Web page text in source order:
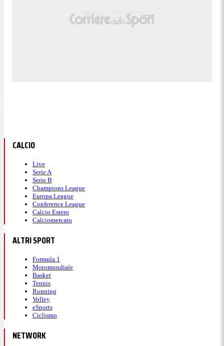
CALCIO
Live
Serie A
Serie B
Champions League
Europa League
Conference League
Calcio Estero
Calciomercato
ALTRI SPORT
Formula 1
Motomondiale
Basket
Tennis
Running
Volley
eSports
Ciclismo
NETWORK